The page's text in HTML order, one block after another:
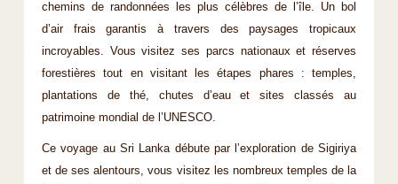
chemins de randonnées les plus célèbres de l’île. Un bol
d’air frais garantis à travers des paysages tropicaux
incroyables. Vous visitez ses parcs nationaux et réserves
forestières tout en visitant les étapes phares : temples,
plantations de thé, chutes d’eau et sites classés au
patrimoine mondial de l’UNESCO.
Ce voyage au Sri Lanka débute par l’exploration de Sigiriya
et de ses alentours, vous visitez les nombreux temples de la